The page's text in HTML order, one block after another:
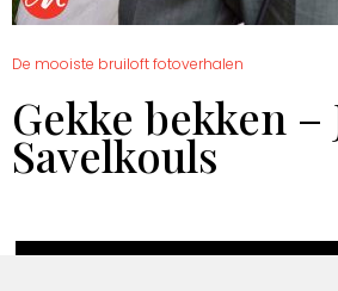
De mooiste bruiloft fotoverhalen
Gekke bekken –
Savelkouls